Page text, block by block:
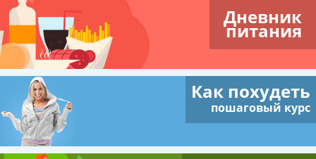
Дневник
питания
Как похудеть
пошаговый курс